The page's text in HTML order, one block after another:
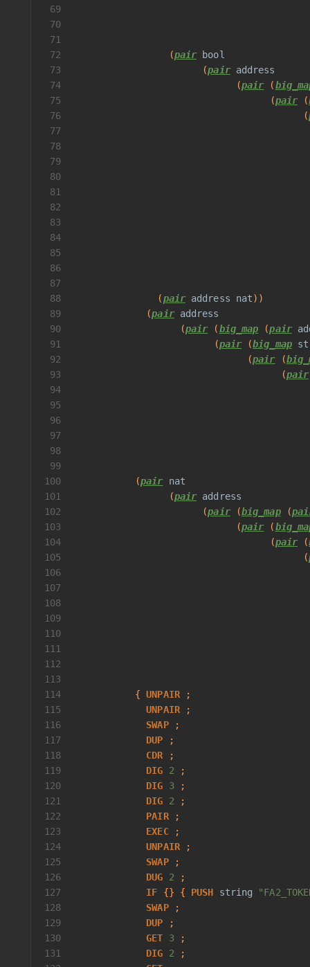
69
70
71
72
(pair
bool
73
(pair address
74
(pair (
75
(pair (
76
(
77
78
79
80
81
82
83
84
85
86
87
88
(pair address nat))
89
(pair address
90
(pair (big_map (pair
91
(pair (big_map
92
(pair (
93
(pair
94
95
96
97
98
99
100
(pair nat
101
(pair address
102
(pair (big_map (
103
(pair (
104
(pair (
105
(
106
107
108
109
110
111
112
113
114
{ UNPAIR ;
115
UNPAIR ;
116
SWAP ;
117
DUP ;
118
CDR ;
119
DIG 2 ;
120
DIG 3 ;
121
DIG 2 ;
122
PAIR ;
123
EXEC ;
124
UNPAIR ;
125
SWAP ;
126
DUG 2 ;
127
IF {} { PUSH string
128
SWAP ;
129
DUP ;
130
GET 3 ;
131
DIG 2 ;